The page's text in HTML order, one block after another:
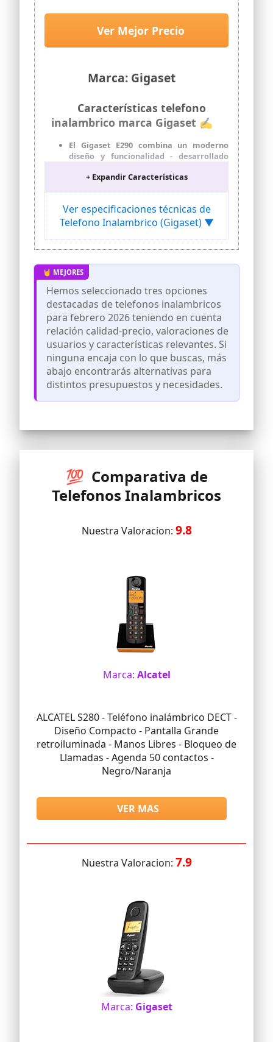
líderes mundiales en telefonía.
Marca: Gigaset
Ver Mejor Precio
Características telefono
inalambrico marca Gigaset ✍
El Gigaset E290 combina un moderno
diseño y funcionalidad - desarrollado
especiales en términos de audición,
Para mayor información, visite el sitio
web de Gigaset.
CARACTERÍSTICAS - Botones grandes,
pantalla de texto extragrande,
compatible con audífonos
INSTALACIÓN SIMPLE - Simplemente
conecta la estación base a la toma de
teléfono de la pared y comienza a hacer
llamadas
CALIDAD MADE IN GERMANY - Diseñado y
fabricado en Alemania - La tecnología
ecológica ECO DECT garantiza un menor
consumo energético
LA CAJA INCLUYE: 1x base Gigaset E290,
1x teléfono inalámbrico Gigaset E290H,
1x unidad de fuente de alimentación, 1x
¿Tienes alguna duda sobre este
proveedor)
+ Expandir Características
Ver especificaciones técnicas de
Telefono Inalambrico (Gigaset) ▼
Hemos seleccionado tres opciones
destacadas de telefonos inalambricos
para febrero 2026 teniendo en cuenta
relación calidad-precio, valoraciones de
usuarios y características relevantes. Si
ninguna encaja con lo que buscas, más
abajo encontrarás alternativas para
distintos presupuestos y necesidades.
💯 Comparativa de
Telefonos Inalambricos
Nuestra Valoracion: 9.8
Marca: Alcatel
ALCATEL S280 - Teléfono inalámbrico DECT -
Diseño Compacto - Pantalla Grande
retroiluminada - Manos Libres - Bloqueo de
Llamadas - Agenda 50 contactos -
Negro/Naranja
VER MAS
Nuestra Valoracion: 7.9
Marca: Gigaset